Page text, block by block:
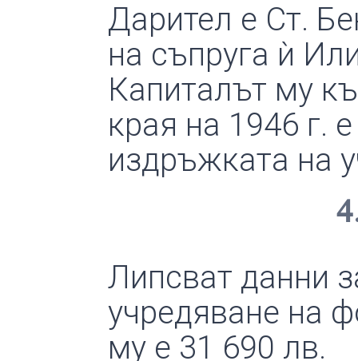
Дарител е Ст.
на съпруга ѝ
Капиталът му
края на 1946 г.
издръжката на
Липсват данни
учредяване на
му е 31 690 лв.